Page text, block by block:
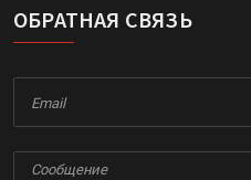
ОБРАТНАЯ СВЯЗЬ